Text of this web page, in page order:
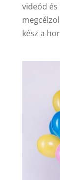
videód és
kész a